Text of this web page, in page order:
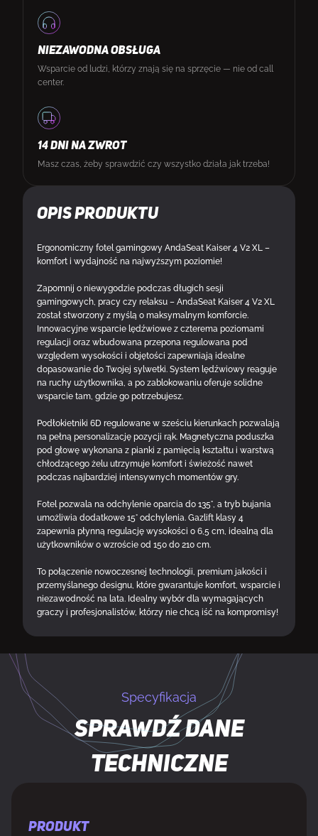
Opis produktu
Ergonomiczny fotel gamingowy AndaSeat Kaiser 4 V2 XL –
komfort i wydajność na najwyższym poziomie!
Zapomnij o niewygodzie podczas długich sesji
gamingowych, pracy czy relaksu – AndaSeat Kaiser 4 V2 XL
został stworzony z myślą o maksymalnym komforcie.
Innowacyjne wsparcie lędźwiowe z czterema poziomami
regulacji oraz wbudowana przepona regulowana pod
względem wysokości i objętości zapewniają idealne
dopasowanie do Twojej sylwetki. System lędźwiowy reaguje
na ruchy użytkownika, a po zablokowaniu oferuje solidne
wsparcie tam, gdzie go potrzebujesz.
Podłokietniki 6D regulowane w sześciu kierunkach pozwalają
na pełną personalizację pozycji rąk. Magnetyczna poduszka
pod głowę wykonana z pianki z pamięcią kształtu i warstwą
chłodzącego żelu utrzymuje komfort i świeżość nawet
podczas najbardziej intensywnych momentów gry.
Fotel pozwala na odchylenie oparcia do 135°, a tryb bujania
umożliwia dodatkowe 15° odchylenia. Gazlift klasy 4
zapewnia płynną regulację wysokości o 6,5 cm, idealną dla
użytkowników o wzroście od 150 do 210 cm.
To połączenie nowoczesnej technologii, premium jakości i
przemyślanego designu, które gwarantuje komfort, wsparcie i
niezawodność na lata. Idealny wybór dla wymagających
graczy i profesjonalistów, którzy nie chcą iść na kompromisy!
NIEZAWODNA OBSŁUGA
Wsparcie od ludzi, którzy znają się na sprzęcie — nie od call
center.
14 DNI NA ZWROT
Masz czas, żeby sprawdzić czy wszystko działa jak trzeba!
Specyfikacja
Sprawdź dane
techniczne
PRODUKT